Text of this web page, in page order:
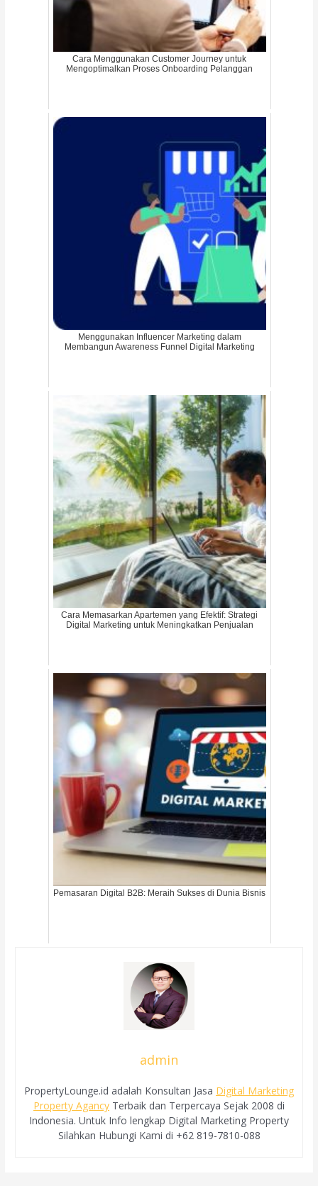
Cara Menggunakan Customer Journey untuk
Mengoptimalkan Proses Onboarding Pelanggan
Menggunakan Influencer Marketing dalam
Membangun Awareness Funnel Digital Marketing
Cara Memasarkan Apartemen yang Efektif: Strategi
Digital Marketing untuk Meningkatkan Penjualan
Pemasaran Digital B2B: Meraih Sukses di Dunia Bisnis
admin
PropertyLounge.id adalah Konsultan Jasa Digital Marketing
Property Agancy Terbaik dan Terpercaya Sejak 2008 di
Indonesia. Untuk Info lengkap Digital Marketing Property
Silahkan Hubungi Kami di +62 819-7810-088